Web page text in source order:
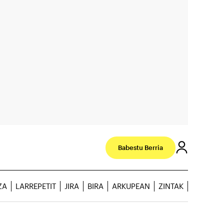
Babestu Berria
LARREPETIT JIRA BIRA ARKUPEAN ZINTAK